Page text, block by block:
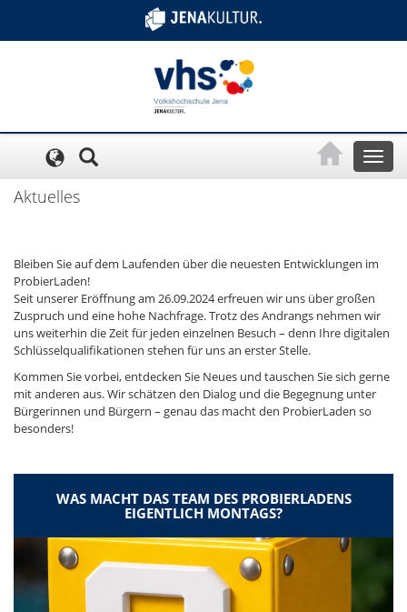
Toggle
Aktuelles
Bleiben Sie auf dem Laufenden über die neuesten Entwicklungen im
ProbierLaden!
Seit unserer Eröffnung am 26.09.2024 erfreuen wir uns über großen
Zuspruch und eine hohe Nachfrage. Trotz des Andrangs nehmen wir
uns weiterhin die Zeit für jeden einzelnen Besuch – denn Ihre digitalen
Schlüsselqualifikationen stehen für uns an erster Stelle.
Kommen Sie vorbei, entdecken Sie Neues und tauschen Sie sich gerne
mit anderen aus. Wir schätzen den Dialog und die Begegnung unter
Bürgerinnen und Bürgern – genau das macht den ProbierLaden so
besonders!
WAS MACHT DAS TEAM DES PROBIERLADENS
EIGENTLICH MONTAGS?